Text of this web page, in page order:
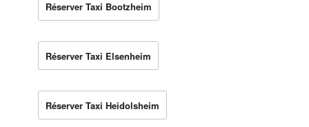
Réserver Taxi Bootzheim
Réserver Taxi Elsenheim
Réserver Taxi Heidolsheim